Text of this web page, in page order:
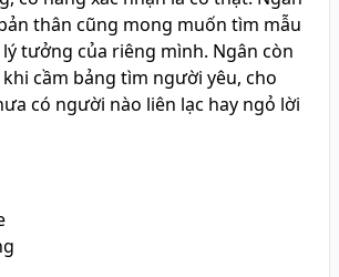
thân cũng mong muốn tìm mẫu
tưởng của riêng mình. Ngân còn
cầm bảng tìm người yêu, cho
có người nào liên lạc hay ngỏ lời